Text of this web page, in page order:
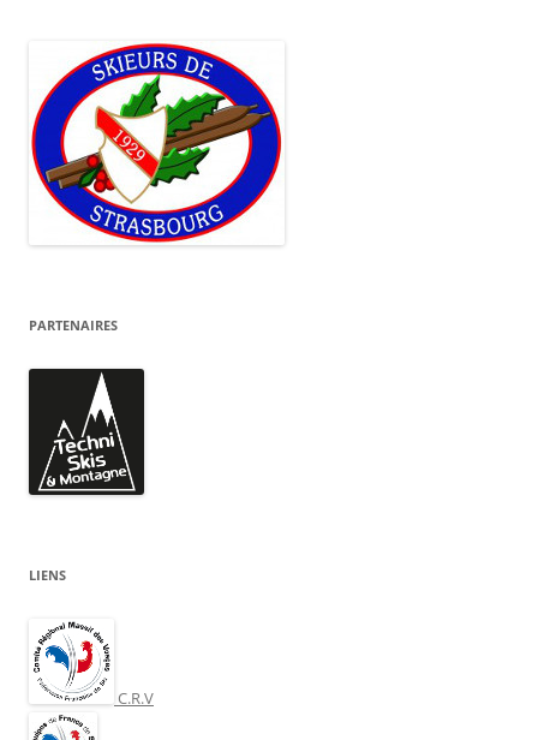
PARTENAIRES
LIENS
C.R.V